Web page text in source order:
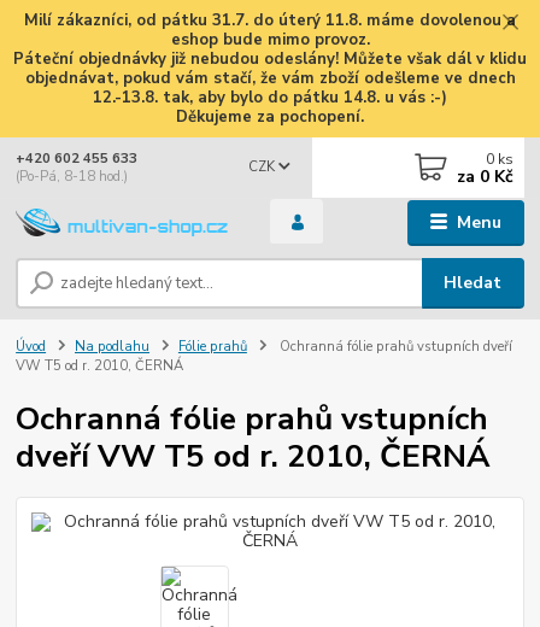
Milí zákazníci, od pátku 31.7. do úterý 11.8. máme dovolenou a
eshop bude mimo provoz.
Páteční objednávky již nebudou odeslány! Můžete však dál v klidu
objednávat, pokud vám stačí, že vám zboží odešleme ve dnech
12.-13.8. tak, aby bylo do pátku 14.8. u vás :-)
Děkujeme za pochopení.
Menu
CZK
Hledat
+420 602 455 633
(Po-Pá, 8-18 hod.)
0 ks
za 0 Kč
Úvod Na podlahu Fólie prahů
Ochranná fólie prahů vstupních dveří
VW T5 od r. 2010, ČERNÁ
Ochranná fólie prahů vstupních
dveří VW T5 od r. 2010, ČERNÁ